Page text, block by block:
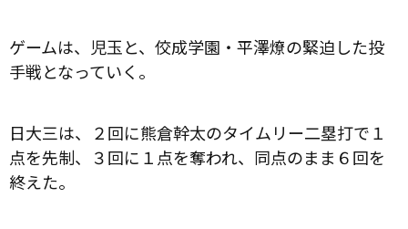
ゲームは、児玉と、佼成学園・平澤燎の緊迫した投
手戦となっていく。
日大三は、２回に熊倉幹太のタイムリー二塁打で１
点を先制、３回に１点を奪われ、同点のまま６回を
終えた。